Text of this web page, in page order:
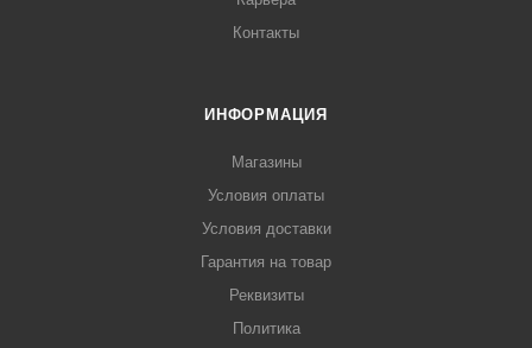
Контакты
ИНФОРМАЦИЯ
Магазины
Условия оплаты
Условия доставки
Гарантия на товар
Реквизиты
Политика